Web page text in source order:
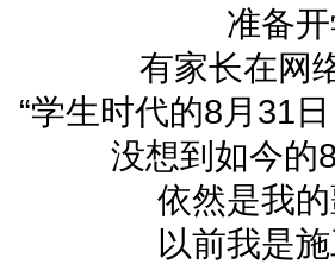
准备
有家长在网
“学生时代的8月31
没想到如今的
依然是我
以前我是